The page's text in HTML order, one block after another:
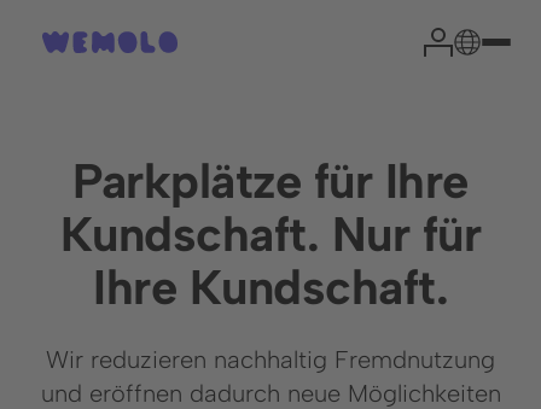
Parkplätze für Ihre
Kundschaft. Nur für
Ihre Kundschaft.
Wir reduzieren nachhaltig Fremdnutzung
und eröffnen dadurch neue Möglichkeiten
Ihr Park-Experte
Country Manager